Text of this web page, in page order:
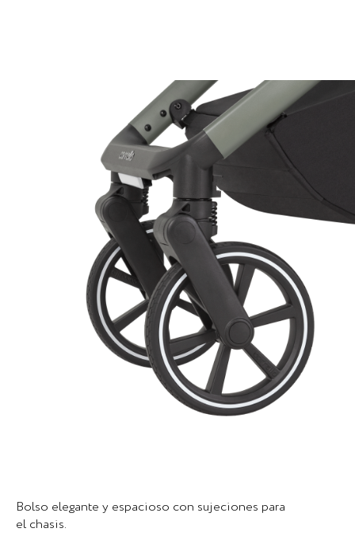
Bolso elegante y espacioso con sujeciones para
el chasis.